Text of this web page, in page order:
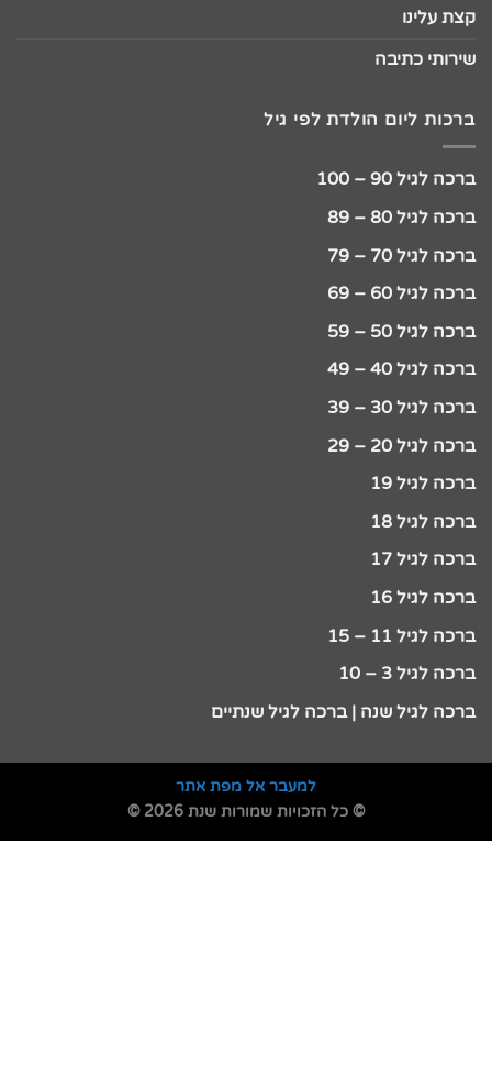
קצת עלינו
שירותי כתיבה
ברכות ליום הולדת לפי גיל
ברכה לגיל 90 – 100
ברכה לגיל 80 – 89
ברכה לגיל 70 – 79
ברכה לגיל 60 – 69
ברכה לגיל 50 – 59
ברכה לגיל 40 – 49
ברכה לגיל 30 – 39
ברכה לגיל 20 – 29
ברכה לגיל 19
ברכה לגיל 18
ברכה לגיל 17
ברכה לגיל 16
ברכה לגיל 11 – 15
ברכה לגיל 3 – 10
ברכה לגיל שנה | ברכה לגיל שנתיים
למעבר אל מפת אתר
© כל הזכויות שמורות שנת 2026 ©